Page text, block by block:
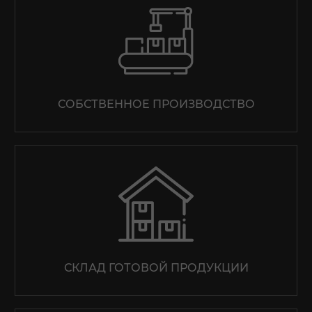
СОБСТВЕННОЕ ПРОИЗВОДСТВО
СКЛАД ГОТОВОЙ ПРОДУКЦИИ